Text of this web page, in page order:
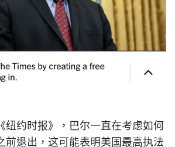
纽约时报》，巴尔一直在考虑如何
前退出，这可能表明美国最高执法